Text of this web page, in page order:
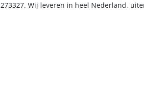
273327. Wij leveren in heel Nederland,